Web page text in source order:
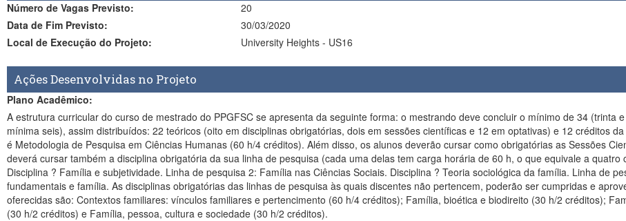
Número de Vagas Previsto:
20
Data de Fim Previsto:
30/03/2020
Local de Execução do Projeto:
University Heights - US16
Ações Desenvolvidas no Projeto
Plano Acadêmico:
A estrutura curricular do curso de mestrado do PPGFSC se apresenta da seguinte forma: o mestrando deve concluir o mínimo de 34 (trinta
mínima seis), assim distribuídos: 22 teóricos (oito em disciplinas obrigatórias, dois em sessões científicas e 12 em optativas) e 12 créditos
é Metodologia de Pesquisa em Ciências Humanas (60 h/4 créditos). Além disso, os alunos deverão cursar como obrigatórias as Sessões
deverá cursar também a disciplina obrigatória da sua linha de pesquisa (cada uma delas tem carga horária de 60 h, o que equivale a
Disciplina ? Família e subjetividade. Linha de pesquisa 2: Família nas Ciências Sociais. Disciplina ? Teoria sociológica da família. Linha de
fundamentais e família. As disciplinas obrigatórias das linhas de pesquisa às quais discentes não pertencem, poderão ser cumpridas e
oferecidas são: Contextos familiares: vínculos familiares e pertencimento (60 h/4 créditos); Família, bioética e biodireito (30 h/2 créditos);
(30 h/2 créditos) e Família, pessoa, cultura e sociedade (30 h/2 créditos).